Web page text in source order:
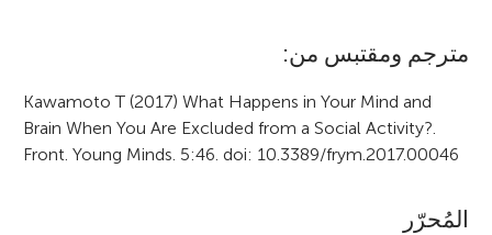
c
n
مترجم ومقتبس من:
Kawamoto T (2017) What Happens in Your Mind and
Brain When You Are Excluded from a Social Activity?.
Front. Young Minds. 5:46. doi: 10.3389/frym.2017.00046
المُحرّر